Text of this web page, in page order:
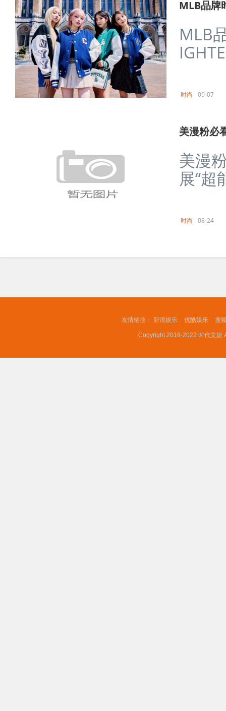
MLB品牌
MLB
时尚 09-07
美漫粉必
美漫
展“超
时尚 08-24
友情链接： 新浪娱乐 优酷娱乐 搜
Copyright 2018-2022 时代文娱